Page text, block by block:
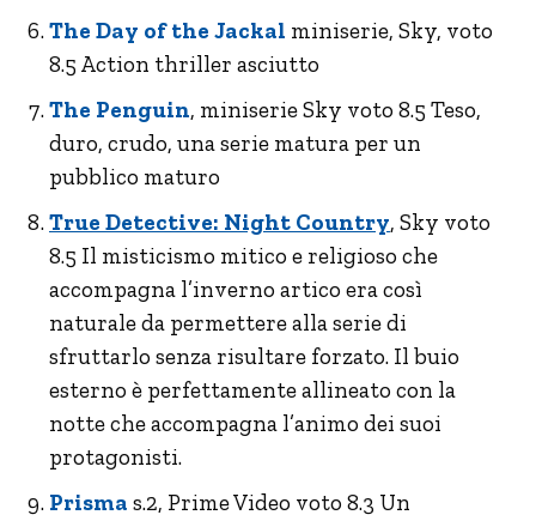
The Day of the Jackal miniserie, Sky, voto
8.5 Action thriller asciutto
The Penguin, miniserie Sky voto 8.5 Teso,
duro, crudo, una serie matura per un
pubblico maturo
True Detective: Night Country, Sky voto
8.5 Il misticismo mitico e religioso che
accompagna l’inverno artico era così
naturale da permettere alla serie di
sfruttarlo senza risultare forzato. Il buio
esterno è perfettamente allineato con la
notte che accompagna l’animo dei suoi
protagonisti.
Prisma s.2, Prime Video voto 8.3 Un